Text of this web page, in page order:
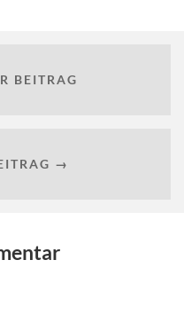
BEITRAG
→